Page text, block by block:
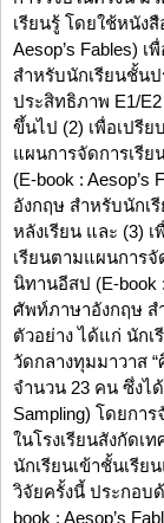
เรียนรู้ โดยใช้หนัง
Aesop’s Fables)
สำหรับนักเรียนชั้น
ประสิทธิภาพ E1/
ขึ้นไป (2) เพื่อเปรีย
แผนการจัดการเรี
(E-book :
อังกฤษ สำหรับนักเ
หลังเรียน และ (3)
เรียนตามแผนการ
นิทานอีสป (E-book
ศัพท์ภาษาอังกฤษ ส
ตัวอย่าง ได้แก่ นักเ
วัดกลางทุมมาวาส
จำนวน 23 คน ซึ่งไ
Sampling) โดยกา
ในโรงเรียนสังกัดเ
นักเรียนเข้าชั้นเรีย
วิจัยครั้งนี้ ประกอบ
book : Aesop’s